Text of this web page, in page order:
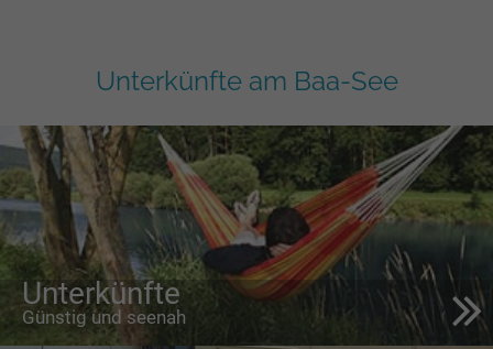
Unterkünfte am Baa-See
Unterkünfte
Günstig und seenah